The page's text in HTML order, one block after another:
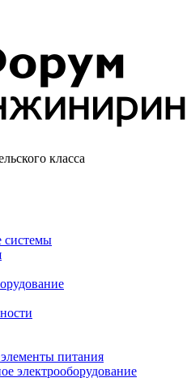
класса
системы
питания
электрооборудование